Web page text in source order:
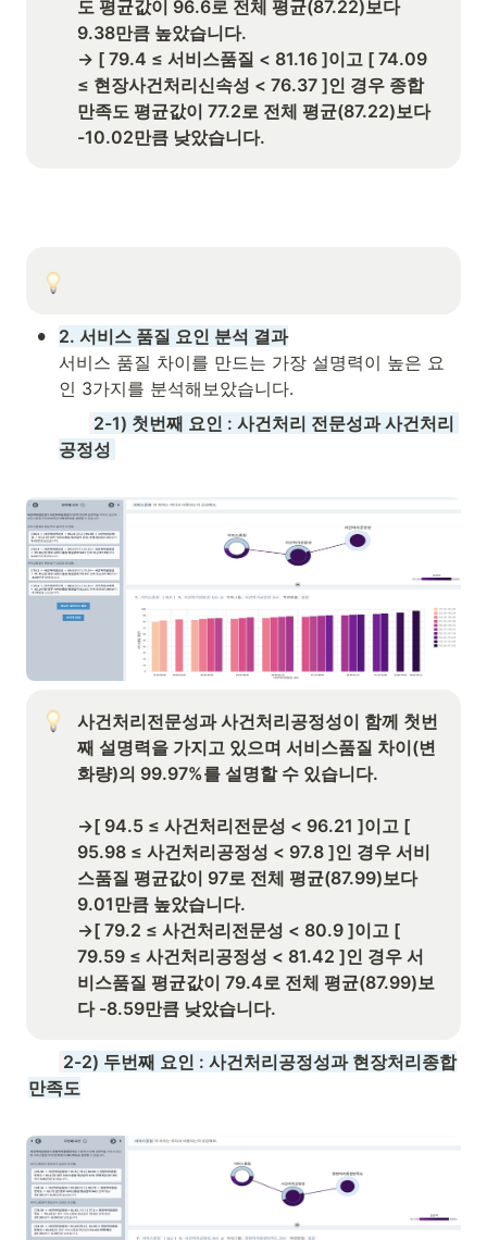
도 평균값이 96.6로 전체 평균(87.22)보다
9.38만큼 높았습니다.
→ [ 79.4 ≤ 서비스품질 < 81.16 ]이고 [ 74.09
≤ 현장사건처리신속성 < 76.37 ]인 경우 종합
만족도 평균값이 77.2로 전체 평균(87.22)보다
-10.02만큼 낮았습니다.
•
2. 서비스 품질 요인 분석 결과
서비스 품질 차이를 만드는 가장 설명력이 높은 요
인 3가지를 분석해보았습니다.
2-1) 첫번째 요인 : 사건처리 전문성과 사건처리
공정성
사건처리전문성과 사건처리공정성이 함께 첫번
째 설명력을 가지고 있으며 서비스품질 차이(변
화량)의 99.97%를 설명할 수 있습니다.
→[ 94.5 ≤ 사건처리전문성 < 96.21 ]이고 [
95.98 ≤ 사건처리공정성 < 97.8 ]인 경우 서비
스품질 평균값이 97로 전체 평균(87.99)보다
9.01만큼 높았습니다.
→[ 79.2 ≤ 사건처리전문성 < 80.9 ]이고 [
79.59 ≤ 사건처리공정성 < 81.42 ]인 경우 서
비스품질 평균값이 79.4로 전체 평균(87.99)보
다 -8.59만큼 낮았습니다.
2-2) 두번째 요인 : 사건처리공정성과 현장처리종합
만족도